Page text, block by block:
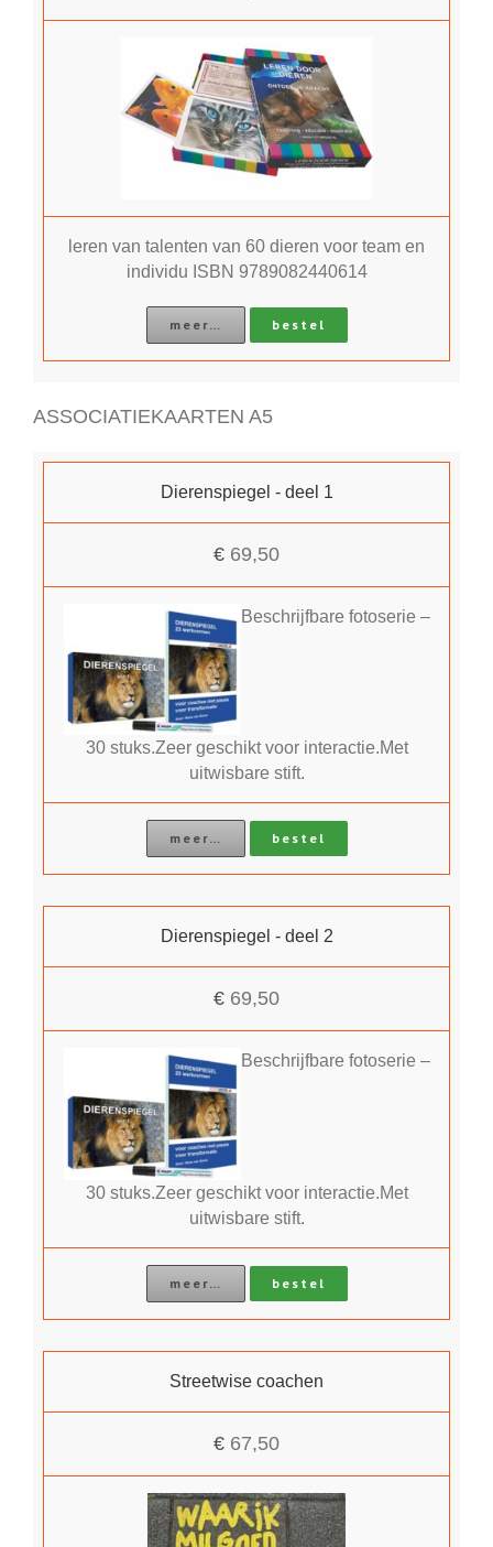
leren van talenten van 60 dieren voor team en
individu ISBN 9789082440614
meer… bestel
ASSOCIATIEKAARTEN A5
Dierenspiegel - deel 1
€ 69,50
Beschrijfbare fotoserie –
30 stuks.Zeer geschikt voor interactie.Met
uitwisbare stift.
meer… bestel
Dierenspiegel - deel 2
€ 69,50
Beschrijfbare fotoserie –
30 stuks.Zeer geschikt voor interactie.Met
uitwisbare stift.
meer… bestel
Streetwise coachen
€ 67,50